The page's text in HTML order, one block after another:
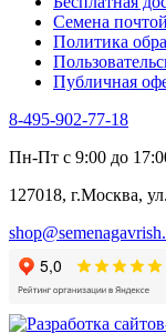
Семена почтой
Политика
Публичная
8-495-902-77-18
Пн-Пт с 9:00 до
127018, г.Москва,